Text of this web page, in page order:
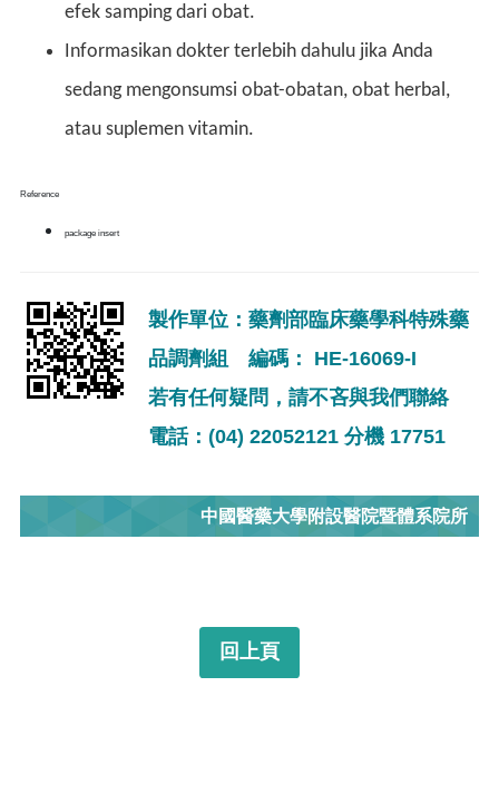
efek samping dari obat.
Informasikan dokter terlebih dahulu jika Anda
sedang mengonsumsi obat-obatan, obat herbal,
atau suplemen vitamin.
Reference
package insert
製作單位：藥劑部臨床藥學科特殊藥
品調劑組 編碼： HE-16069-I
若有任何疑問，請不吝與我們聯絡
電話：(04) 22052121 分機 17751
中國醫藥大學附設醫院暨體系院所
回上頁